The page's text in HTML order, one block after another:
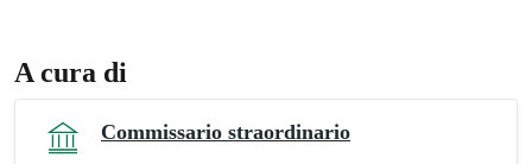
A cura di
Commissario straordinario